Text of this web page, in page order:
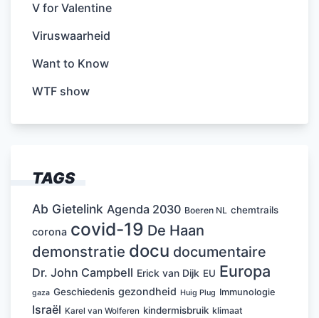
V for Valentine
Viruswaarheid
Want to Know
WTF show
TAGS
Ab Gietelink Agenda 2030 Boeren NL chemtrails
corona covid-19 De Haan
demonstratie docu documentaire
Dr. John Campbell Erick van Dijk EU Europa
gaza Geschiedenis gezondheid Huig Plug Immunologie
Israël Karel van Wolferen kindermisbruik klimaat